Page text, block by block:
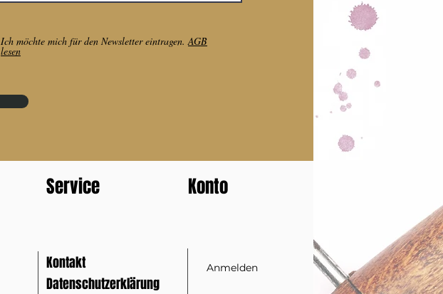
Ich möchte mich für den Newsletter eintragen. AGB
lesen
Service Konto
Kontakt
Datenschutzerklärung
Anmelden